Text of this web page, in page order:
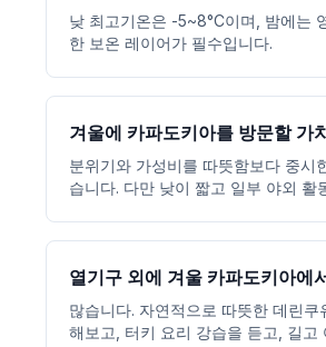
낮 최고기온은 -5~8°C이며, 밤에는
한 보온 레이어가 필수입니다.
겨울에 카파도키아를 방문할 가
분위기와 가성비를 따뜻함보다 중
습니다. 다만 낮이 짧고 일부 야외 활
열기구 외에 겨울 카파도키아에
많습니다. 자연적으로 따뜻한 데린
해보고, 터키 요리 강습을 듣고, 길고